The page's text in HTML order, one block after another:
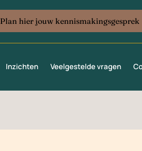
Plan hier jouw kennismakingsgesprek
Inzichten Veelgestelde vragen